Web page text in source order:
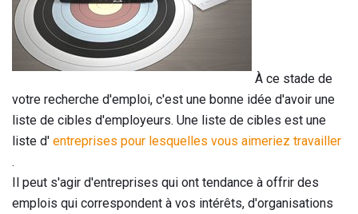
À ce stade de
votre recherche d'emploi, c'est une bonne idée d'avoir une
liste de cibles d'employeurs. Une liste de cibles est une
liste d' entreprises pour lesquelles vous aimeriez travailler
.
Il peut s'agir d'entreprises qui ont tendance à offrir des
emplois qui correspondent à vos intérêts, d'organisations